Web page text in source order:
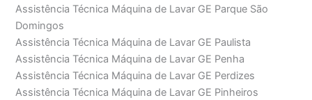
Assistência Técnica Máquina de Lavar GE Parque São
Domingos
Assistência Técnica Máquina de Lavar GE Paulista
Assistência Técnica Máquina de Lavar GE Penha
Assistência Técnica Máquina de Lavar GE Perdizes
Assistência Técnica Máquina de Lavar GE Pinheiros